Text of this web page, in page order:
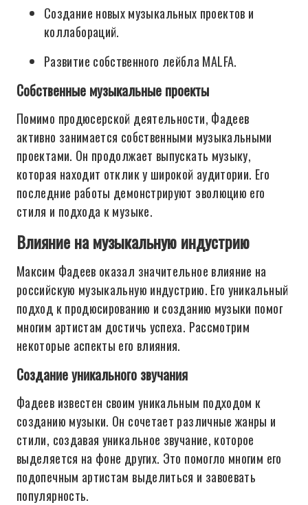
Создание новых музыкальных проектов и
коллабораций.
Развитие собственного лейбла MALFA.
Собственные музыкальные проекты
Помимо продюсерской деятельности, Фадеев
активно занимается собственными музыкальными
проектами. Он продолжает выпускать музыку,
которая находит отклик у широкой аудитории. Его
последние работы демонстрируют эволюцию его
стиля и подхода к музыке.
Влияние на музыкальную индустрию
Максим Фадеев оказал значительное влияние на
российскую музыкальную индустрию. Его уникальный
подход к продюсированию и созданию музыки помог
многим артистам достичь успеха. Рассмотрим
некоторые аспекты его влияния.
Создание уникального звучания
Фадеев известен своим уникальным подходом к
созданию музыки. Он сочетает различные жанры и
стили, создавая уникальное звучание, которое
выделяется на фоне других. Это помогло многим его
подопечным артистам выделиться и завоевать
популярность.